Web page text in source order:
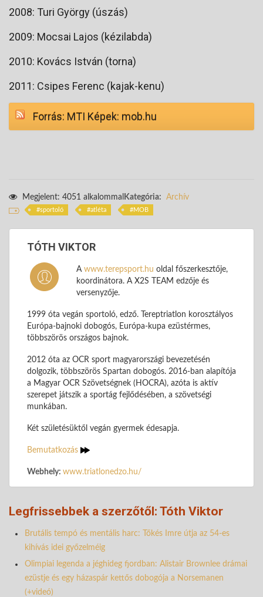
2008: Turi György (úszás)
2009: Mocsai Lajos (kézilabda)
2010: Kovács István (torna)
2011: Csipes Ferenc (kajak-kenu)
Forrás: MTI Képek: mob.hu
Megjelent: 4051 alkalommal Kategória: Archív
sportoló atléta MOB
TÓTH VIKTOR
A www.terepsport.hu oldal főszerkesztője,
koordinátora. A X2S TEAM edzője és
versenyzője.
1999 óta vegán sportoló, edző. Tereptriatlon korosztályos
Európa-bajnoki dobogós, Európa-kupa ezüstérmes,
többszörös országos bajnok.
2012 óta az OCR sport magyarországi bevezetésén
dolgozik, többszörös Spartan dobogós. 2016-ban alapítója
a Magyar OCR Szövetségnek (HOCRA), azóta is aktív
szerepet játszik a sportág fejlődésében, a szövetségi
munkában.
Két születésüktől vegán gyermek édesapja.
Bemutatkozás
Webhely: www.triatlonedzo.hu/
Legfrissebbek a szerzőtől: Tóth Viktor
Brutális tempó és mentális harc: Tőkés Imre útja az 54-es
kihívás idei győzelméig
Olimpiai legenda a jéghideg fjordban: Alistair Brownlee drámai
ezüstje és egy házaspár kettős dobogója a Norsemanen
(+videó)